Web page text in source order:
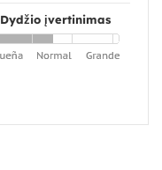
Dydžio įvertinimas